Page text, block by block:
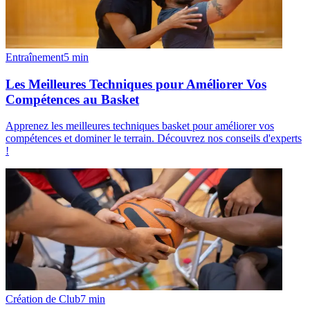
Entraînement5 min
Les Meilleures Techniques pour Améliorer Vos
Compétences au Basket
Apprenez les meilleures techniques basket pour améliorer vos
compétences et dominer le terrain. Découvrez nos conseils d'experts
!
Création de Club7 min